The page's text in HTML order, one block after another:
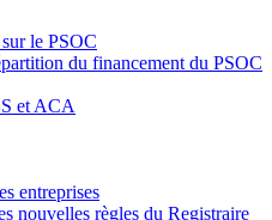
le PSOC
du financement du PSOC
et ACA
entreprises
nouvelles règles du Registraire